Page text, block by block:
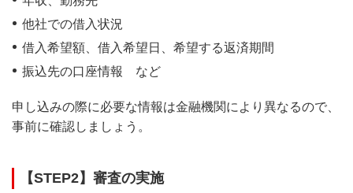
他社での借入状況
借入希望額、借入希望日、希望する返済期間
振込先の口座情報 など
申し込みの際に必要な情報は金融機関により異なるので、
事前に確認しましょう。
【STEP2】審査の実施